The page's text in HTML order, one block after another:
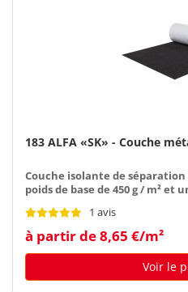
183 ALFA «SK» - Couche
Couche isolante de
poids de base de 450 g / m² et
1 avis
à partir de 8,65 €/m²
Voir le